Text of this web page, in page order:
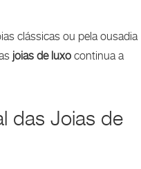
clássicas ou pela ousadia
joias de luxo continua a
das Joias de